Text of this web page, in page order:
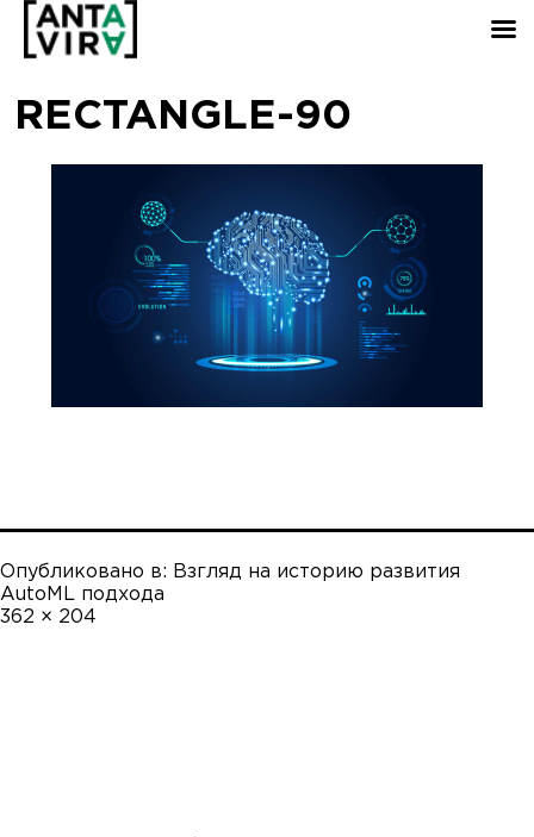
RECTANGLE-90
Опубликовано в: Взгляд на историю развития
AutoML подхода
Полный
362 × 204